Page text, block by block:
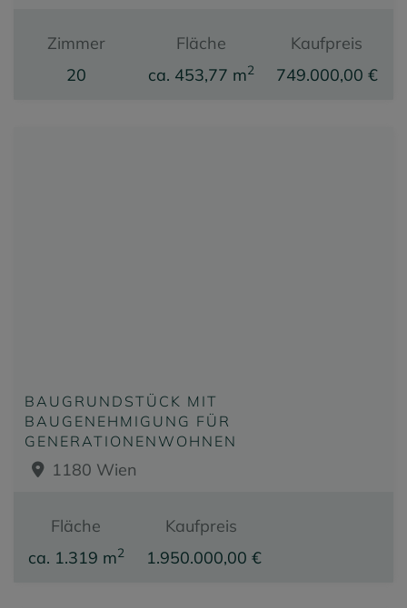
Zimmer
20
Fläche
ca. 453,77 m2
Kaufpreis
749.000,00 €
BAUGRUNDSTÜCK MIT
BAUGENEHMIGUNG FÜR
GENERATIONENWOHNEN
1180 Wien
Fläche
ca. 1.319 m2
Kaufpreis
1.950.000,00 €